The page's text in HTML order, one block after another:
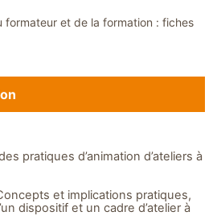
formateur et de la formation : fiches
pratiques d’animation d’ateliers à
et implications pratiques,
dispositif et un cadre d’atelier à